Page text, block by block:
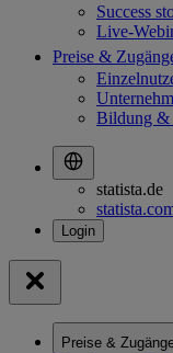
Success
Live-
Preise &
Bildung &
statista.de
Preise &